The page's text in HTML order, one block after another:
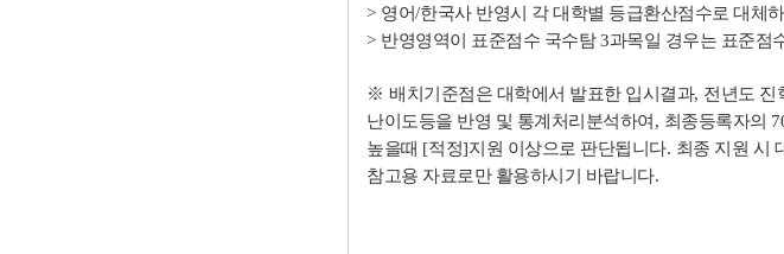
> 영어/한국사 반영시 각 대학별 등급환산점수로 대체
> 반영영역이 표준점수 국수탐3과목일 경우는 표준점
※ 배치기준점은 대학에서 발표한 입시결과, 전년도 진
난이도등을 반영 및 통계처리분석하여 , 최종등록자의
높을때 [적정]지원 이상으로 판단됩니다. 최종 지원 시
참고용 자료로만 활용하시기 바랍니다.